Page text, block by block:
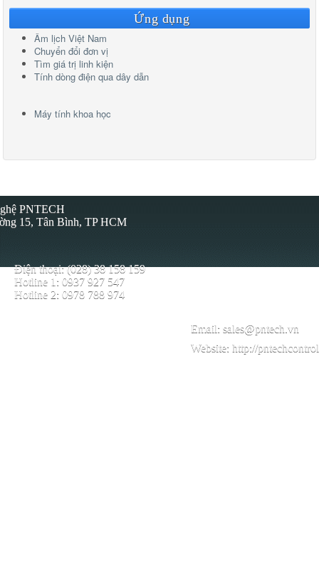
Ứng dụng
Âm lịch Việt Nam
Chuyển đổi đơn vị
Tìm giá trị linh kiện
Tính dòng điện qua dây dẫn
Máy tính khoa học
PNTECH
15, Tân Bình, TP HCM
Điện thoại: (028) 38 158 159
Hotline 1: 0937 927 547
Hotline 2: 0978 788 974
Email: sales@pntech.vn
Website: http://